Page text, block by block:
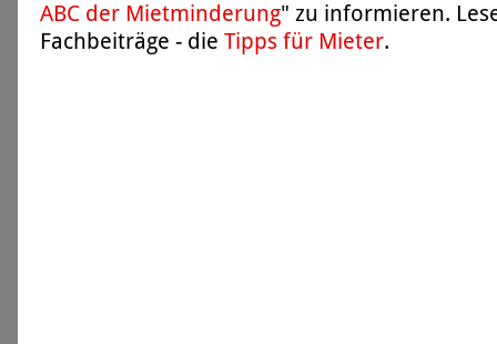
ABC der Mietminderung" zu informieren.
Fachbeiträge - die Tipps für Mieter.